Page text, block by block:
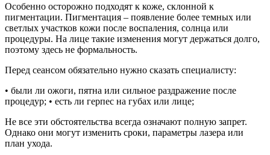
Особенно осторожно подходят к коже, склонной к
пигментации. Пигментация – появление более темных или
светлых участков кожи после воспаления, солнца или
процедуры. На лице такие изменения могут держаться долго,
поэтому здесь не формальность.
Перед сеансом обязательно нужно сказать специалисту:
• были ли ожоги, пятна или сильное раздражение после
процедур; • есть ли герпес на губах или лице;
Не все эти обстоятельства всегда означают полную запрет.
Однако они могут изменить сроки, параметры лазера или
план ухода.